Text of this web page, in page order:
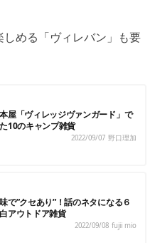
める「ヴィレバン」も要
屋「ヴィレッジヴァンガード」で
10のキャンプ雑貨
2022/09/07 野口理加
で”クセあり”！話のネタになる６
アウトドア雑貨
2022/09/08 fujii mio